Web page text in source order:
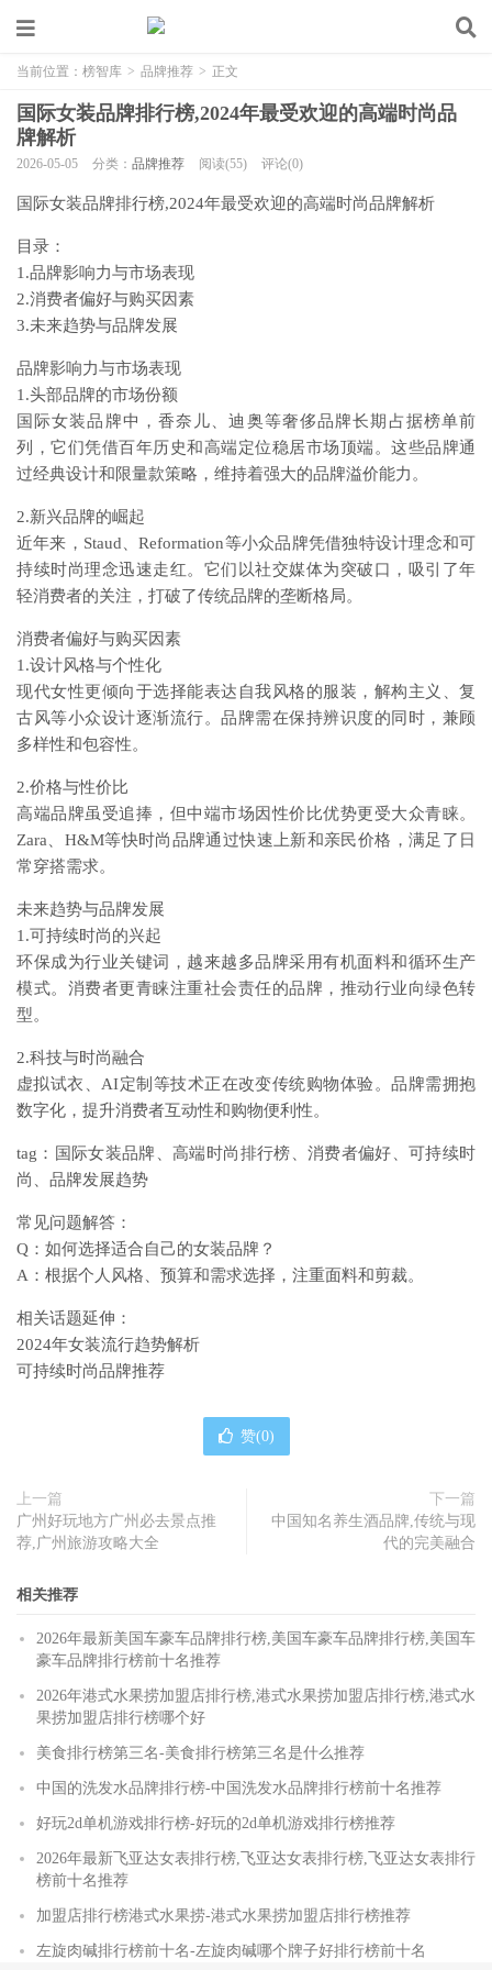
当前位置： 榜智库 > 品牌推荐 > 正文
国际女装品牌排行榜,2024年最受欢迎的高端时尚品
牌解析
2026-05-05 分类： 品牌推荐 阅读(55) 评论(0)
国际女装品牌排行榜,2024年最受欢迎的高端时尚品牌解析
目录：
1.品牌影响力与市场表现
2.消费者偏好与购买因素
3.未来趋势与品牌发展
品牌影响力与市场表现
1.头部品牌的市场份额
国际女装品牌中，香奈儿、迪奥等奢侈品牌长期占据榜单前
列，它们凭借百年历史和高端定位稳居市场顶端。这些品牌通
过经典设计和限量款策略，维持着强大的品牌溢价能力。
2.新兴品牌的崛起
近年来，Staud、Reformation等小众品牌凭借独特设计理念和可
持续时尚理念迅速走红。它们以社交媒体为突破口，吸引了年
轻消费者的关注，打破了传统品牌的垄断格局。
消费者偏好与购买因素
1.设计风格与个性化
现代女性更倾向于选择能表达自我风格的服装，解构主义、复
古风等小众设计逐渐流行。品牌需在保持辨识度的同时，兼顾
多样性和包容性。
2.价格与性价比
高端品牌虽受追捧，但中端市场因性价比优势更受大众青睐。
Zara、H&M等快时尚品牌通过快速上新和亲民价格，满足了日
常穿搭需求。
未来趋势与品牌发展
1.可持续时尚的兴起
环保成为行业关键词，越来越多品牌采用有机面料和循环生产
模式。消费者更青睐注重社会责任的品牌，推动行业向绿色转
型。
2.科技与时尚融合
虚拟试衣、AI定制等技术正在改变传统购物体验。品牌需拥抱
数字化，提升消费者互动性和购物便利性。
tag：国际女装品牌、高端时尚排行榜、消费者偏好、可持续时
尚、品牌发展趋势
常见问题解答：
Q：如何选择适合自己的女装品牌？
A：根据个人风格、预算和需求选择，注重面料和剪裁。
相关话题延伸：
2024年女装流行趋势解析
可持续时尚品牌推荐
赞(0)
上一篇
广州好玩地方广州必去景点推
荐,广州旅游攻略大全
下一篇
中国知名养生酒品牌,传统与现
代的完美融合
相关推荐
2026年最新美国车豪车品牌排行榜,美国车豪车品牌排行榜,美国车
豪车品牌排行榜前十名推荐
2026年港式水果捞加盟店排行榜,港式水果捞加盟店排行榜,港式水
果捞加盟店排行榜哪个好
美食排行榜第三名-美食排行榜第三名是什么推荐
中国的洗发水品牌排行榜-中国洗发水品牌排行榜前十名推荐
好玩2d单机游戏排行榜-好玩的2d单机游戏排行榜推荐
2026年最新飞亚达女表排行榜,飞亚达女表排行榜,飞亚达女表排行
榜前十名推荐
加盟店排行榜港式水果捞-港式水果捞加盟店排行榜推荐
左旋肉碱排行榜前十名-左旋肉碱哪个牌子好排行榜前十名